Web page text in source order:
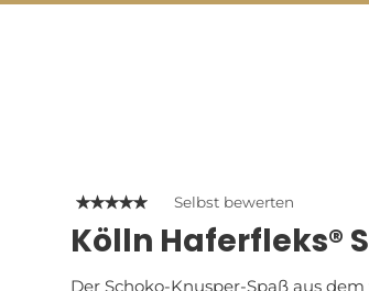
Selbst bewerten
Kölln Haferfleks®
Der Schoko-Knusper-Spaß aus